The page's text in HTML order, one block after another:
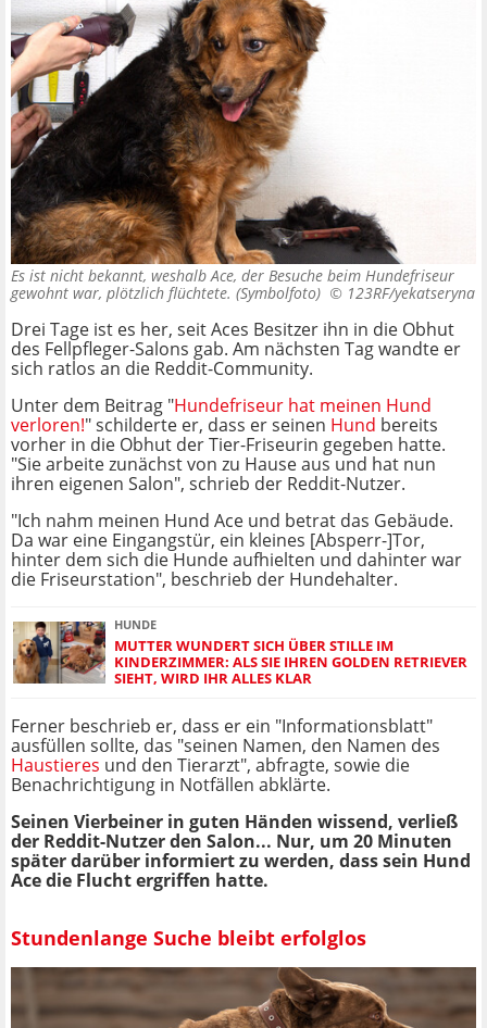
Es ist nicht bekannt, weshalb Ace, der Besuche beim Hundefriseur
gewohnt war, plötzlich flüchtete. (Symbolfoto) © 123RF/yekatseryna
Drei Tage ist es her, seit Aces Besitzer ihn in die Obhut
des Fellpfleger-Salons gab. Am nächsten Tag wandte er
sich ratlos an die Reddit-Community.
Unter dem Beitrag "Hundefriseur hat meinen Hund
verloren!" schilderte er, dass er seinen Hund bereits
vorher in die Obhut der Tier-Friseurin gegeben hatte.
"Sie arbeite zunächst von zu Hause aus und hat nun
ihren eigenen Salon", schrieb der Reddit-Nutzer.
"Ich nahm meinen Hund Ace und betrat das Gebäude.
Da war eine Eingangstür, ein kleines [Absperr-]Tor,
hinter dem sich die Hunde aufhielten und dahinter war
die Friseurstation", beschrieb der Hundehalter.
HUNDE
MUTTER WUNDERT SICH ÜBER STILLE IM
KINDERZIMMER: ALS SIE IHREN GOLDEN RETRIEVER
SIEHT, WIRD IHR ALLES KLAR
Ferner beschrieb er, dass er ein "Informationsblatt"
ausfüllen sollte, das "seinen Namen, den Namen des
Haustieres und den Tierarzt", abfragte, sowie die
Benachrichtigung in Notfällen abklärte.
Seinen Vierbeiner in guten Händen wissend, verließ
der Reddit-Nutzer den Salon... Nur, um 20 Minuten
später darüber informiert zu werden, dass sein Hund
Ace die Flucht ergriffen hatte.
Stundenlange Suche bleibt erfolglos